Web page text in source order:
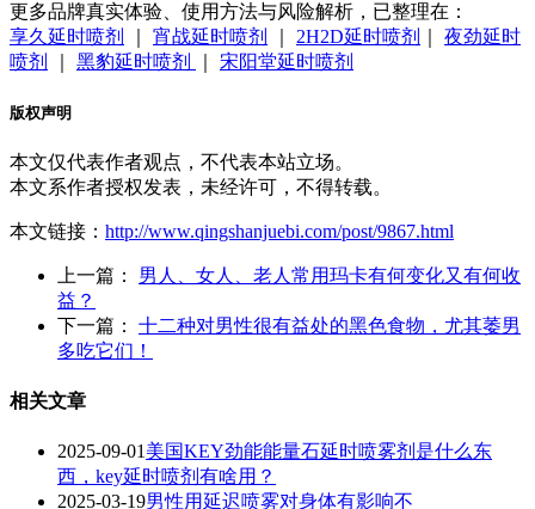
更多品牌真实体验、使用方法与风险解析，已整理在：
享久延时喷剂
宵战延时喷剂 2H2D延时喷剂
夜劲延时
喷剂
黑豹延时喷剂 宋阳堂延时喷剂
版权声明
本文仅代表作者观点，不代表本站立场。
本文系作者授权发表，未经许可，不得转载。
本文链接： http://www.qingshanjuebi.com/post/9867.html
上一篇： 男人、女人、老人常用玛卡有何变化又有何收
益？
下一篇： 十二种对男性很有益处的黑色食物，尤其萎男
多吃它们！
相关文章
2025-09-01 美国KEY劲能能量石延时喷雾剂是什么东
西，key延时喷剂有啥用？
2025-03-19男性用延迟喷雾对身体有影响不